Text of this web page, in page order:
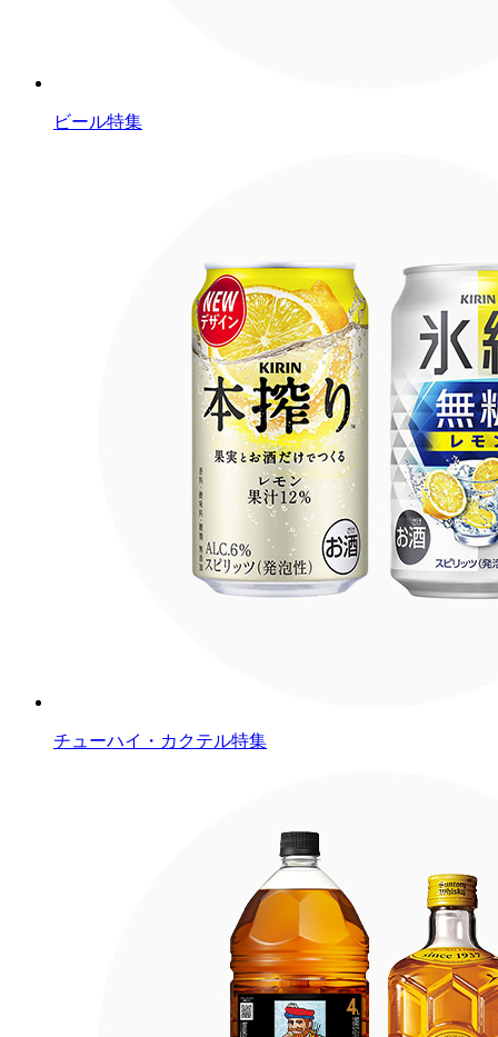
ビール特集
チューハイ・カクテル特集